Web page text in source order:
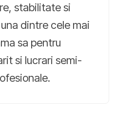
stabilitate si
dintre cele mai
sa pentru
si lucrari semi-